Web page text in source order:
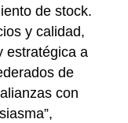
de stock.
y calidad,
estratégica a
de
con